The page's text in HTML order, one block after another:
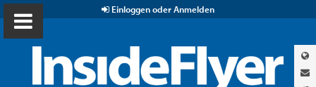
Einloggen oder Anmelden